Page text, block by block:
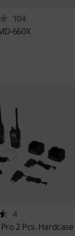
104
660X
4
2 Pcs. Hardcase